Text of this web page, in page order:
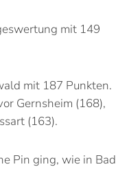
mit 149
mit 187 Punkten.
Gernsheim (168),
(163).
Pin ging, wie in Bad